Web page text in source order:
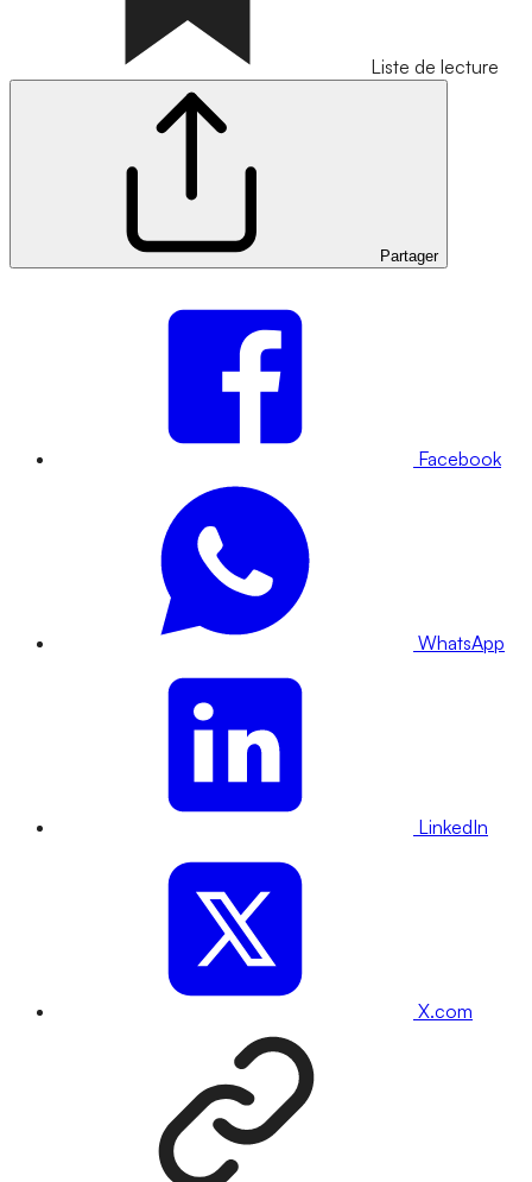
Liste de lecture
Partager
Facebook
WhatsApp
LinkedIn
X.com